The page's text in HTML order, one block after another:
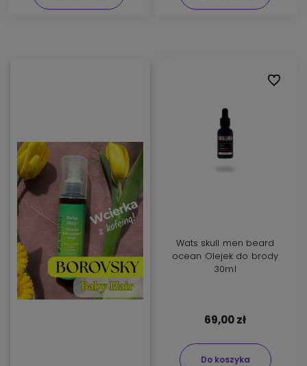
Wats skull men beard
ocean Olejek do brody
30ml
69,00 zł
Do koszyka
Do